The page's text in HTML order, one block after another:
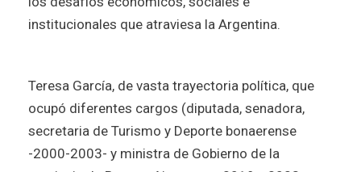
institucionales que atraviesa la Argentina.
Teresa García, de vasta trayectoria política, que
ocupó diferentes cargos (diputada, senadora,
secretaria de Turismo y Deporte bonaerense
-2000-2003- y ministra de Gobierno de la